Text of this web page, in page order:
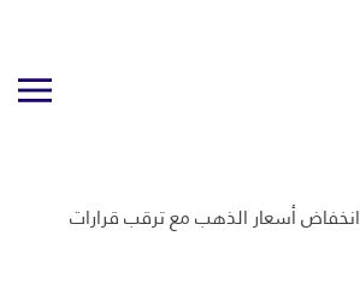
انخفاض أسعار الذهب مع ترقب قرارات